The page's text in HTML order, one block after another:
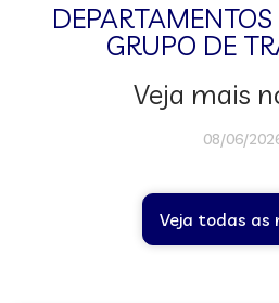
GRUPO DE
Veja mais
08/06/
Veja todas as